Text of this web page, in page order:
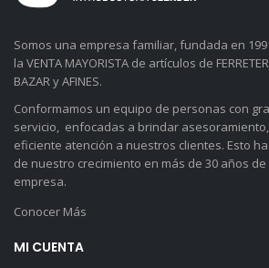
Somos una empresa familiar, fundada en
la VENTA MAYORISTA de artículos de
BAZAR y AFINES.
Conformamos un equipo de personas con
servicio, enfocadas a brindar
eficiente atención a nuestros clientes. Esto
de nuestro crecimiento en más de 30 años
empresa.
Conocer Más
MI CUENTA